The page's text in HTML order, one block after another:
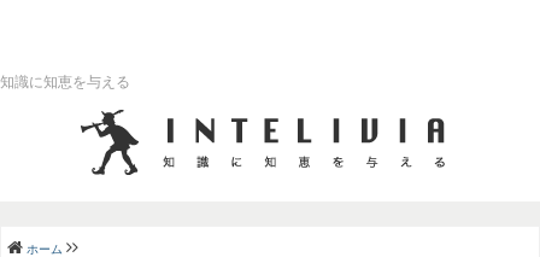
知識に知恵を与える
ホーム